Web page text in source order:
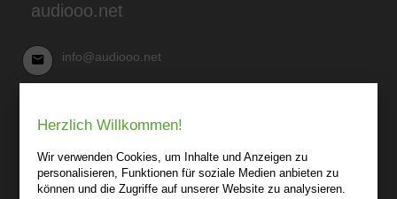
audiooo.net
info@audiooo.net
03 41-25 69 27 20
audiooo.net
Lindenthaler Straße 15
04155 Leipzig
Herzlich Willkommen!
Wir verwenden Cookies, um Inhalte und Anzeigen zu
personalisieren, Funktionen für soziale Medien anbieten zu
können und die Zugriffe auf unserer Website zu analysieren.